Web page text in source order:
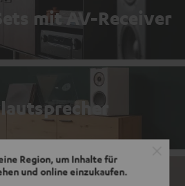
Region, um Inhalte für
und online einzukaufen.
mit AV-Receiver